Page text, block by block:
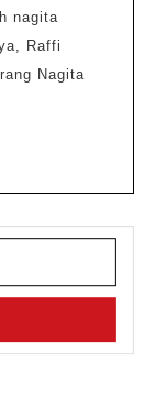
nagita
Raffi
Nagita